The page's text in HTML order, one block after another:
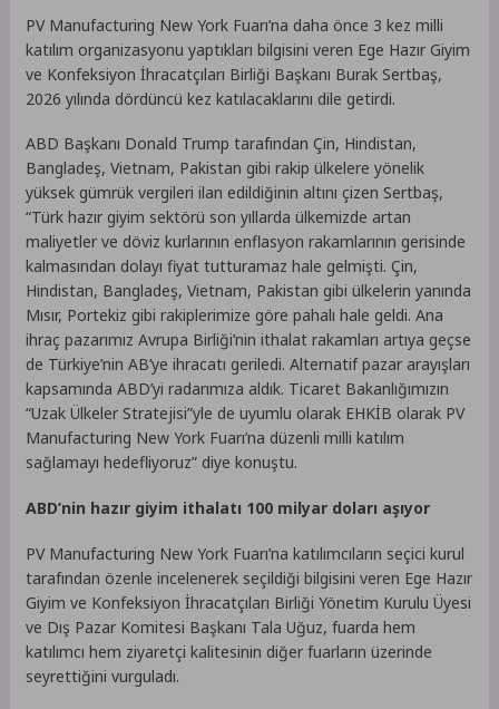
PV Manufacturing New York Fuarı’na daha önce 3 kez milli
katılım organizasyonu yaptıkları bilgisini veren Ege Hazır Giyim
ve Konfeksiyon İhracatçıları Birliği Başkanı Burak Sertbaş,
2026 yılında dördüncü kez katılacaklarını dile getirdi.
ABD Başkanı Donald Trump tarafından Çin, Hindistan,
Bangladeş, Vietnam, Pakistan gibi rakip ülkelere yönelik
yüksek gümrük vergileri ilan edildiğinin altını çizen Sertbaş,
“Türk hazır giyim sektörü son yıllarda ülkemizde artan
maliyetler ve döviz kurlarının enflasyon rakamlarının gerisinde
kalmasından dolayı fiyat tutturamaz hale gelmişti. Çin,
Hindistan, Bangladeş, Vietnam, Pakistan gibi ülkelerin yanında
Mısır, Portekiz gibi rakiplerimize göre pahalı hale geldi. Ana
ihraç pazarımız Avrupa Birliği’nin ithalat rakamları artıya geçse
de Türkiye’nin AB’ye ihracatı geriledi. Alternatif pazar arayışları
kapsamında ABD’yi radarımıza aldık. Ticaret Bakanlığımızın
“Uzak Ülkeler Stratejisi”yle de uyumlu olarak EHKİB olarak PV
Manufacturing New York Fuarı’na düzenli milli katılım
sağlamayı hedefliyoruz” diye konuştu.
ABD’nin hazır giyim ithalatı 100 milyar doları aşıyor
PV Manufacturing New York Fuarı’na katılımcıların seçici kurul
tarafından özenle incelenerek seçildiği bilgisini veren Ege Hazır
Giyim ve Konfeksiyon İhracatçıları Birliği Yönetim Kurulu Üyesi
ve Dış Pazar Komitesi Başkanı Tala Uğuz, fuarda hem
katılımcı hem ziyaretçi kalitesinin diğer fuarların üzerinde
seyrettiğini vurguladı.